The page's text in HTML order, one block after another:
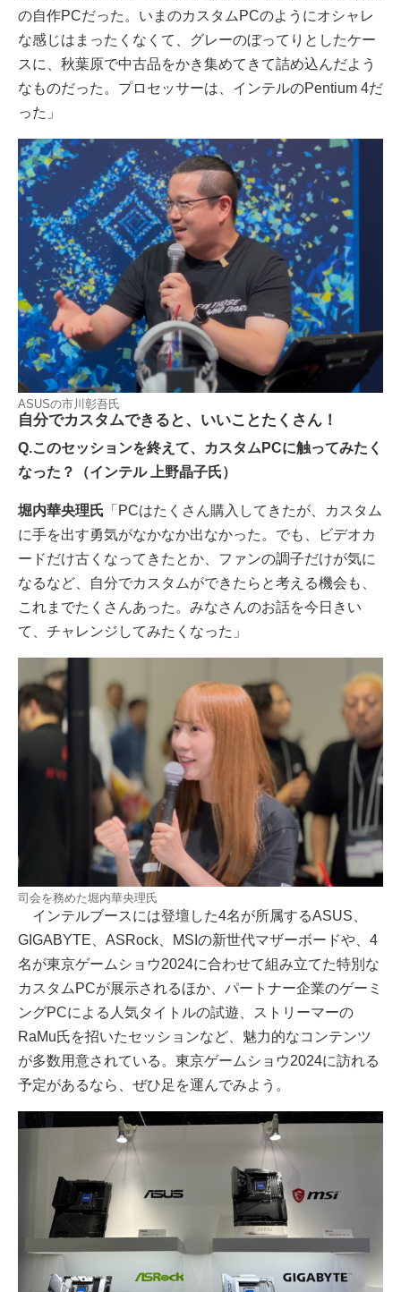
の自作PCだった。いまのカスタムPCのようにオシャレ
な感じはまったくなくて、グレーのぼってりとしたケー
スに、秋葉原で中古品をかき集めてきて詰め込んだよう
なものだった。プロセッサーは、インテルのPentium 4だ
った」
ASUSの市川彰吾氏
自分でカスタムできると、いいことたくさん！
Q.このセッションを終えて、カスタムPCに触ってみたく
なった？（インテル 上野晶子氏）
堀内華央理氏 「PCはたくさん購入してきたが、カスタム
に手を出す勇気がなかなか出なかった。でも、ビデオカ
ードだけ古くなってきたとか、ファンの調子だけが気に
なるなど、自分でカスタムができたらと考える機会も、
これまでたくさんあった。みなさんのお話を今日きい
て、チャレンジしてみたくなった」
司会を務めた堀内華央理氏
インテルブースには登壇した4名が所属するASUS、
GIGABYTE、ASRock、MSIの新世代マザーボードや、4
名が東京ゲームショウ2024に合わせて組み立てた特別な
カスタムPCが展示されるほか、パートナー企業のゲーミ
ングPCによる人気タイトルの試遊、ストリーマーの
RaMu氏を招いたセッションなど、魅力的なコンテンツ
が多数用意されている。東京ゲームショウ2024に訪れる
予定があるなら、ぜひ足を運んでみよう。